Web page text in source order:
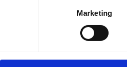
Marketing